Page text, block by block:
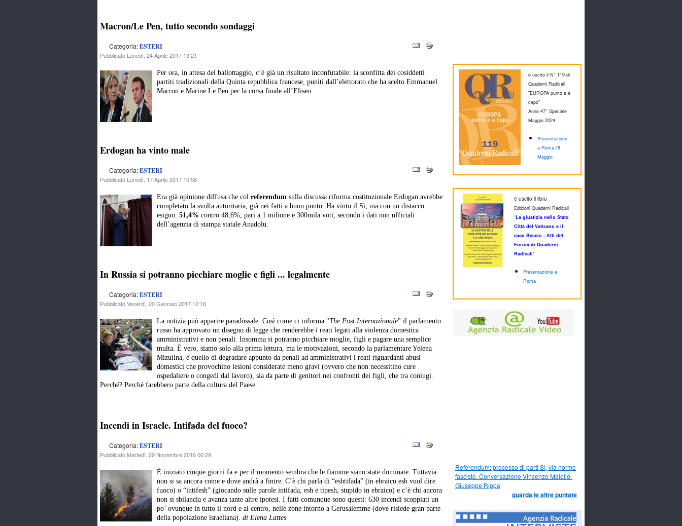
Macron/Le Pen, tutto secondo sondaggi
Categoria:ESTERI
Pubblicato Lunedì, 24 Aprile 2017 13:21
Per ora, in attesa del ballottaggio, c’è già un risultato inconfutabile: la sconfitta dei cosiddetti
partiti tradizionali della Quinta repubblica francese, puniti dall’elettorato che ha scelto Emmanuel
Macron e Marine Le Pen per la corsa finale all’Eliseo.
Erdogan ha vinto male
Categoria:ESTERI
Pubblicato Lunedì, 17 Aprile 2017 10:58
Era già opinione diffusa che col referendum sulla discussa riforma costituzionale Erdogan avrebbe
completato la svolta autoritaria, già nei fatti a buon punto. Ha vinto il Sì, ma con un distacco
esiguo: 51,4% contro 48,6%, pari a 1 milione e 300mila voti, secondo i dati non ufficiali
dell’agenzia di stampa statale Anadolu.
In Russia si potranno picchiare moglie e figli ... legalmente
Categoria:ESTERI
Pubblicato Venerdì, 20 Gennaio 2017 12:18
La notizia può apparire paradossale. Così come ci informa "The Post Internazionale" il parlamento
russo ha approvato un disegno di legge che renderebbe i reati legati alla violenza domestica
amministrativi e non penali. Insomma si potranno picchiare moglie, figli e pagare una semplice
multa. È vero, siamo solo alla prima lettura, ma le motivazioni, secondo la parlamentare Yelena
Mizulina, è quello di degradare appunto da penali ad amministrativi i reati riguardanti abusi
domestici che provochino lesioni considerate meno gravi (ovvero che non necessitino cure
ospedaliere o congedi dal lavoro), sia da parte di genitori nei confronti dei figli, che tra coniugi.
Perché? Perché farebbero parte della cultura del Paese.
Incendi in Israele. Intifada del fuoco?
Categoria:ESTERI
Pubblicato Martedì, 29 Novembre 2016 00:29
È iniziato cinque giorni fa e per il momento sembra che le fiamme siano state dominate. Tuttavia
non si sa ancora come e dove andrà a finire. C’è chi parla di “eshtifada” (in ebraico esh vuol dire
fuoco) o “intifesh” (giocando sulle parole intifada, esh e tipesh, stupido in ebraico) e c’è chi ancora
non si sbilancia e avanza tante altre ipotesi. I fatti comunque sono questi: 630 incendi scoppiati un
po’ ovunque in tutto il nord e al centro, nelle zone intorno a Gerusalemme (dove risiede gran parte
della popolazione israeliana). di Elena Lattes
é uscito il N° 119 di
Quaderni Radicali
"EUROPA punto e a
capo"
Anno 47° Speciale
Maggio 2024
Presentazione
a Roma l'8
Maggio
è uscito il libro
Edizioni Quaderni Radicali
‘La giustizia nello Stato
Città del Vaticano e il
caso Becciu - Atti del
Forum di Quaderni
Radicali’
Presentazione a
Roma
Referendum: processo di parti SI, via norme
fasciste. Conversazione Vincenzo Maiello-
Giuseppe Rippa
guarda le altre puntate